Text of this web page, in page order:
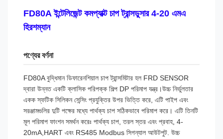
FD80A ইন্টেলিজেন্ট কমপ্যাক্ট চাপ ট্রান্সডুসার 4-20 এমএ
হিরশম্যান
পণ্যের বর্ণনা
FD80A বুদ্ধিমান ডিফারেনশিয়াল চাপ ট্রান্সমিটার হল FRD SENSOR
দ্বারা উন্নত একটি ক্লাসিক পরিপক্ক শিল্প DP পরিমাপ যন্ত্র।উচ্চ নির্ভুলতার
একক স্ফটিক সিলিকন সেন্সিং প্রযুক্তির উপর ভিত্তি করে, এটি পাইপ এবং
সরঞ্জামগুলির দুটি পক্ষের মধ্যে পার্থক্য চাপ সঠিকভাবে পরিমাপ করে। এটি তিনটি
মূল পরিমাপ ফাংশন সমর্থন করেঃ পার্থক্য চাপ, তরল স্তর এবং প্রবাহ, 4-
20mA,HART এবং RS485 Modbus সিগন্যাল আউটপুট. উচ্চ